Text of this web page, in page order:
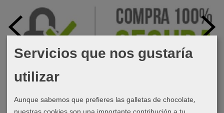
Servicios que nos gustaría
utilizar
Aunque sabemos que prefieres las galletas de chocolate,